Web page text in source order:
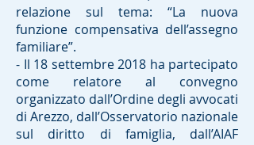
relazione sul tema: “La nuova
funzione compensativa dell’assegno
familiare”.
- Il 18 settembre 2018 ha partecipato
come relatore al convegno
organizzato dall’Ordine degli avvocati
di Arezzo, dall’Osservatorio nazionale
sul diritto di famiglia, dall’AIAF